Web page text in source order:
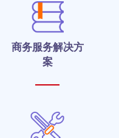
商务服务解决方
案